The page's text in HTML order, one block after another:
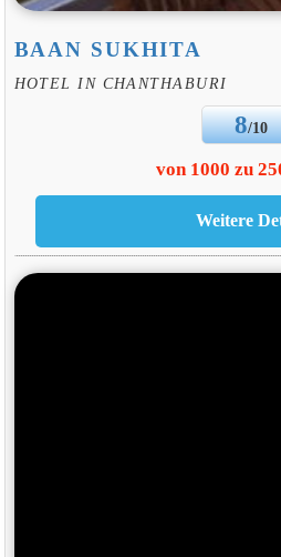
BAAN SUKHITA
HOTEL IN CHANTHABURI
8/10
von 1000 zu